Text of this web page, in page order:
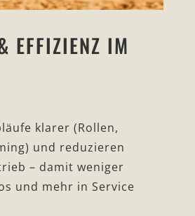
EFFIZIENZ IM
klarer (Rollen,
und reduzieren
– damit weniger
und mehr in Service